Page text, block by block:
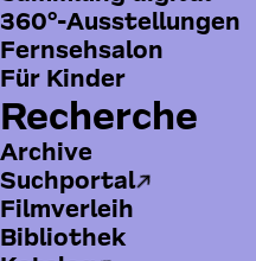
360°-Ausstellungen
Fernsehsalon
Für Kinder
Recherche
Archive
Suchportal
Filmverleih
Bibliothek